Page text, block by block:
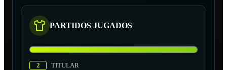
PARTIDOS JUGADOS
2
TITULAR